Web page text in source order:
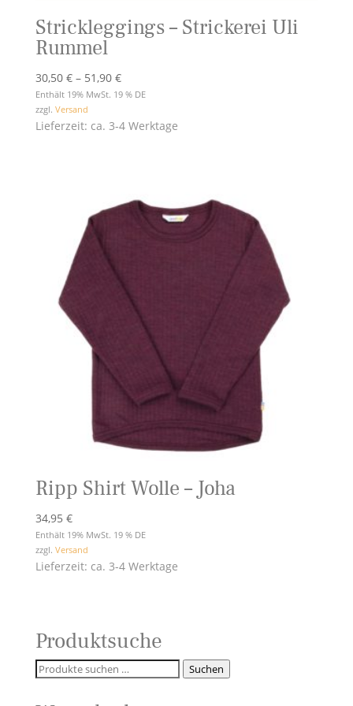
Strickleggings – Strickerei Uli
Rummel
30,50 € – 51,90 €Preisspanne:
30,50 €
51,90 €
Enthält 19% MwSt. 19 % DE
zzgl. Versand
Lieferzeit: ca. 3-4 Werktage
Ripp Shirt Wolle – Joha
34,95 €
Enthält 19% MwSt. 19 % DE
zzgl. Versand
Lieferzeit: ca. 3-4 Werktage
Produktsuche
Suchen
Suchen